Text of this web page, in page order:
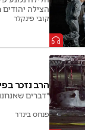
הצילה
קובי פינקלר
הרב נזכר
"דברים
פנחס בינדר